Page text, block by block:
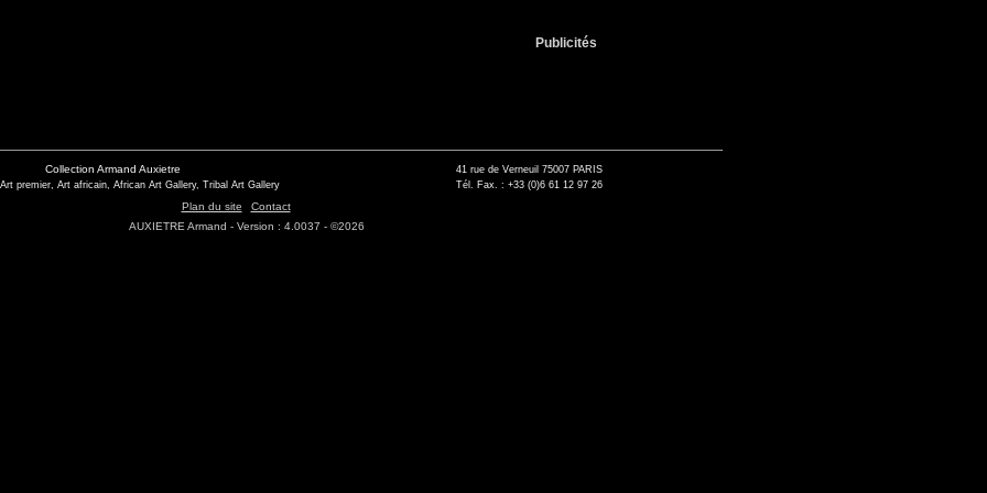
Publicités
Collection Armand Auxietre
premier, Art africain, African Art Gallery, Tribal Art Gallery
41 rue de Verneuil 75007 PARIS
Tél. Fax. : +33 (0)6 61 12 97 26
Plan du site
Contact
AUXIETRE Armand - Version : 4.0037 - ©2026